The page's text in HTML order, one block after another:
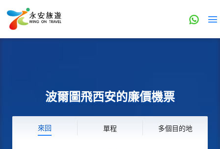
波爾圖飛西安的廉價機票
來回 單程 多個目的地